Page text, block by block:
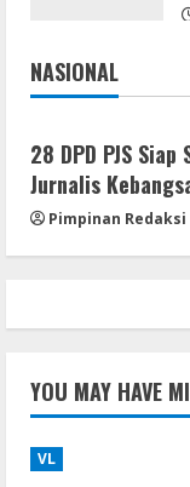
NASIONAL
Jakarta
28 DPD PJS
Jurnalis
Pimpinan Redaksi
YOU MAY HAVE
VL